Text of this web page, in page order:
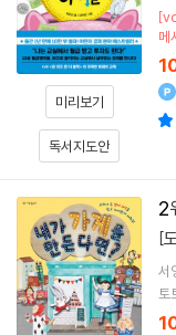
미리보기
독서지도안
메
(
2
[
서
토